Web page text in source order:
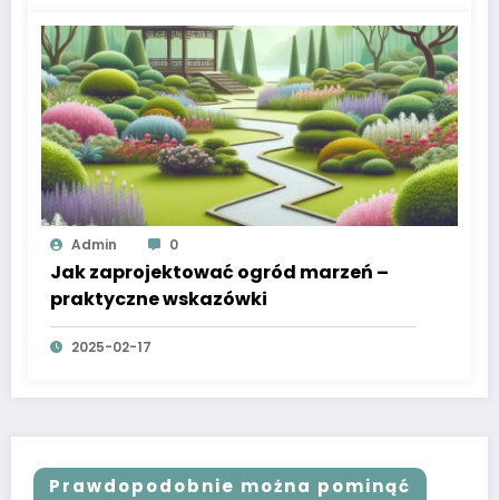
Admin 0
Jak zaprojektować ogród marzeń –
praktyczne wskazówki
2025-02-17
Prawdopodobnie można pominąć